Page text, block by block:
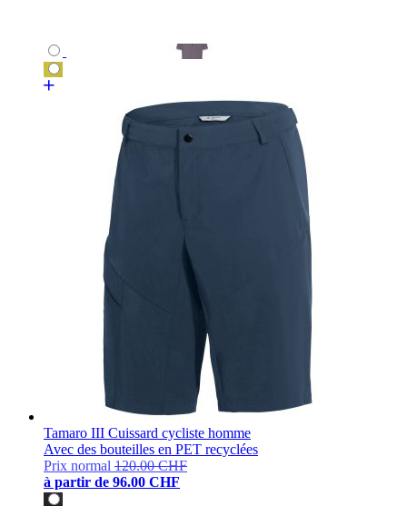
Tamaro III Cuissard cycliste homme
Avec des bouteilles en PET recyclées
Prix normal 120.00 CHF
à partir de 96.00 CHF